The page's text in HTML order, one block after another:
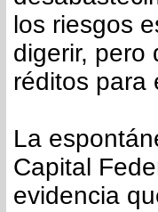
los riesgos
digerir, pero
réditos para
La
Capital
evidencia